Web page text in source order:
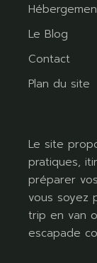
Le Blog
Contact
Plan du site
Le site
pratiques,
préparer
vous soyez
trip en van
escapade